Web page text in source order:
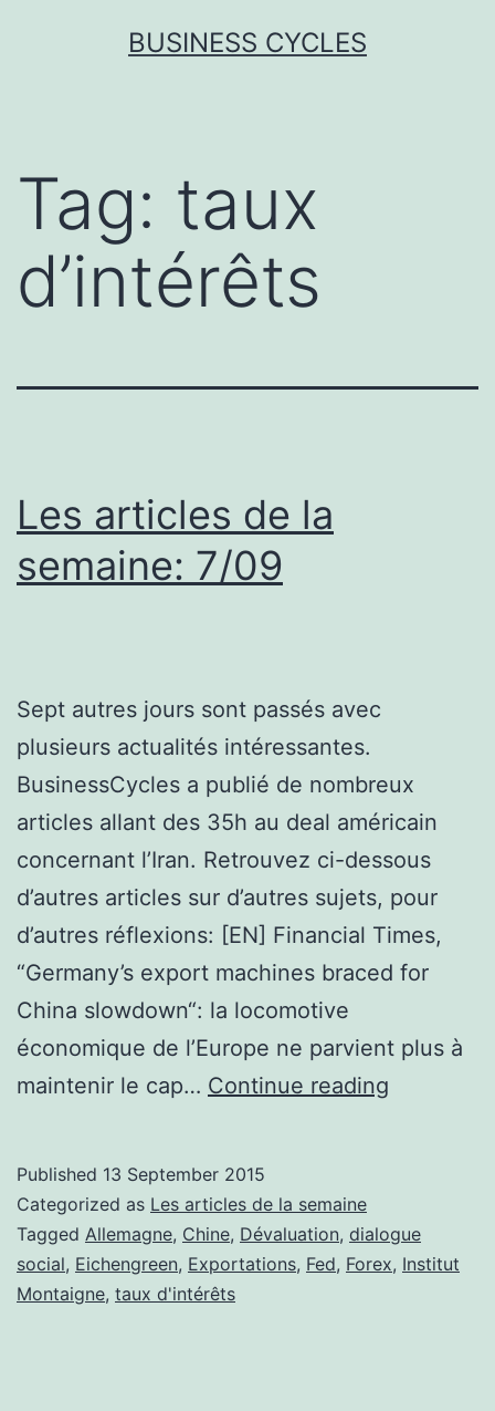
BUSINESS CYCLES
Tag: taux
d’intérêts
Les articles de la
semaine: 7/09
Sept autres jours sont passés avec
plusieurs actualités intéressantes.
BusinessCycles a publié de nombreux
articles allant des 35h au deal américain
concernant l’Iran. Retrouvez ci-dessous
d’autres articles sur d’autres sujets, pour
d’autres réflexions: [EN] Financial Times,
“Germany’s export machines braced for
China slowdown“: la locomotive
économique de l’Europe ne parvient plus à
maintenir le cap… Continue reading
semaine:
7/09
Published 13 September 2015
Categorized as Les articles de la semaine
Tagged Allemagne, Chine, Dévaluation, dialogue
social, Eichengreen, Exportations, Fed, Forex, Institut
Montaigne, taux d'intérêts